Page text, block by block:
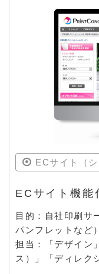
ECサイト（シ
ECサイト機能
目的：自社印刷サ
パンフレットなど
担当：「デザイン
ス）」「ディレク